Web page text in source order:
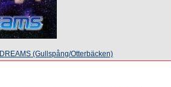
DREAMS (Gullspång/Otterbäcken)